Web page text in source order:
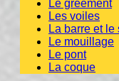
Le gréement
Les voiles
La barre et le
Le mouillage
Le pont
La coque